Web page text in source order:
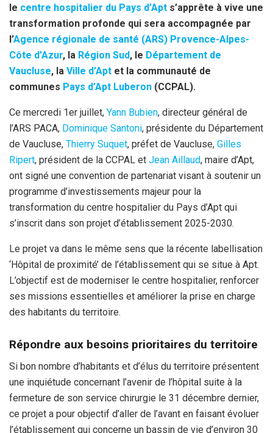
o
k
e
p
p
le centre hospitalier du Pays d’Apt s’apprête à vive une
transformation profonde qui sera accompagnée par
l’Agence régionale de santé (ARS) Provence-Alpes-
Côte d’Azur, la Région Sud, le Département de
Vaucluse, la Ville d’Apt et la communauté de
communes Pays d’Apt Luberon (CCPAL).
Ce mercredi 1er juillet, Yann Bubien, directeur général de
l’ARS PACA, Dominique Santoni, présidente du Département
de Vaucluse, Thierry Suquet, préfet de Vaucluse, Gilles
Ripert, président de la CCPAL et Jean Aillaud, maire d’Apt,
ont signé une convention de partenariat visant à soutenir un
programme d’investissements majeur pour la
transformation du centre hospitalier du Pays d’Apt qui
s’inscrit dans son projet d’établissement 2025-2030.
Le projet va dans le même sens que la récente labellisation
‘Hôpital de proximité’ de l’établissement qui se situe à Apt.
L’objectif est de moderniser le centre hospitalier, renforcer
ses missions essentielles et améliorer la prise en charge
des habitants du territoire.
Répondre aux besoins prioritaires du territoire
Si bon nombre d’habitants et d’élus du territoire présentent
une inquiétude concernant l’avenir de l’hôpital suite à la
fermeture de son service chirurgie le 31 décembre dernier,
ce projet a pour objectif d’aller de l’avant en faisant évoluer
l’établissement qui concerne un bassin de vie d’environ 30